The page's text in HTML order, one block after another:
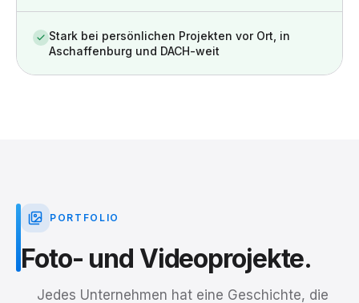
Stark bei persönlichen Projekten vor Ort, in
Aschaffenburg und DACH-weit
PORTFOLIO
Foto- und Videoprojekte.
Jedes Unternehmen hat eine Geschichte, die